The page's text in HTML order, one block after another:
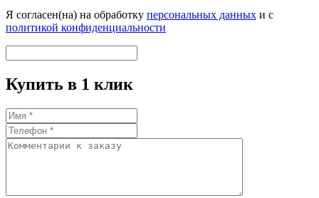
Я согласен(на) на обработку персональных данных и с
политикой конфиденциальности
Купить в 1 клик